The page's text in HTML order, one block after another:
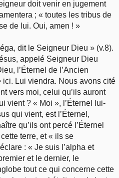
doit venir en jugement
; « toutes les tribus de
de lui. Oui, amen ! »
dit le Seigneur Dieu » (v.8).
appelé Seigneur Dieu
l’Éternel de l’Ancien
ici. Lui viendra. Nous avons cité
vers moi, celui qu’ils auront
vient ? « Moi », l’Éternel lui-
qui vient, est l’Éternel,
qu’ils ont percé l’Éternel
cette terre, et « ils se
: « Je suis l’alpha et
et le dernier, le
tout ce qui concerne cette